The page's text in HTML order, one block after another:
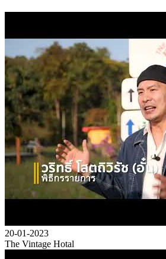
20-01-2023
The Vintage Hotal